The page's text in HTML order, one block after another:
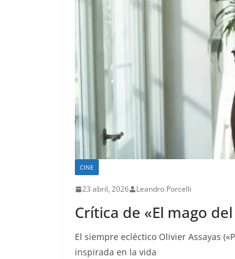
CINE
23 abril, 2026 Leandro Porcelli
Crítica de «El mago
El siempre ecléctico Olivier Assayas
inspirada en la vida